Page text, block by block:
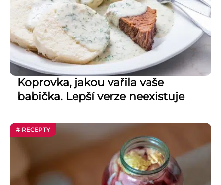
Koprovka, jakou vařila vaše
babička. Lepší verze neexistuje
# RECEPTY